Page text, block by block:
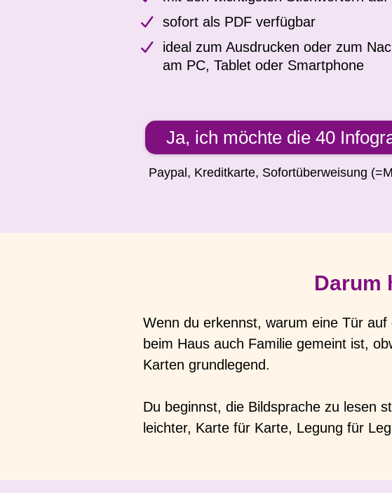
sofort als PDF verfügbar
ideal zum Ausdrucken oder zum
am PC, Tablet oder Smartphone
Ja, ich möchte die 40
Paypal, Kreditkarte, Sofortüberweisung
Darum
Wenn du erkennst, warum eine Tür
beim Haus auch Familie gemeint ist,
Karten grundlegend.
Du beginnst, die Bildsprache zu lesen
leichter, Karte für Karte, Legung für